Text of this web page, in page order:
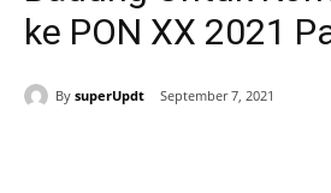
ke PON XX 2021
By superUpdt September 7, 2021